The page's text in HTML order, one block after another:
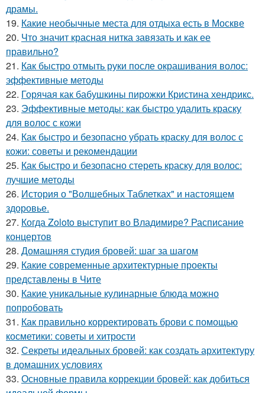
драмы.
19. Какие необычные места для отдыха есть в Москве
20. Что значит красная нитка завязать и как ее
правильно?
21. Как быстро отмыть руки после окрашивания волос:
эффективные методы
22. Горячая как бабушкины пирожки Кристина хендрикс.
23. Эффективные методы: как быстро удалить краску
для волос с кожи
24. Как быстро и безопасно убрать краску для волос с
кожи: советы и рекомендации
25. Как быстро и безопасно стереть краску для волос:
лучшие методы
26. История о "Волшебных Таблетках" и настоящем
здоровье.
27. Когда Zoloto выступит во Владимире? Расписание
концертов
28. Домашняя студия бровей: шаг за шагом
29. Какие современные архитектурные проекты
представлены в Чите
30. Какие уникальные кулинарные блюда можно
попробовать
31. Как правильно корректировать брови с помощью
косметики: советы и хитрости
32. Секреты идеальных бровей: как создать архитектуру
в домашних условиях
33. Основные правила коррекции бровей: как добиться